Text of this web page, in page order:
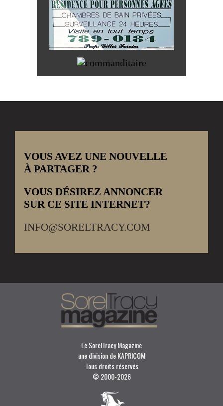
VOUS AVEZ UNE NOUVELLE
À PARTAGER ?
VOUS DÉSIREZ ANNONCER
SUR CE SITE INTERNET?
INFO@SORELTRACY.COM
Le SorelTracy Magazine
une division de KAPRICOM
Tous droits réservés
© 2000-2026